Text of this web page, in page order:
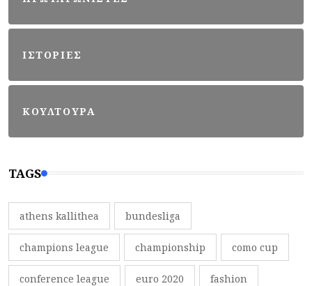
ΙΣΤΟΡΙΕΣ
ΚΟΥΛΤΟΥΡΑ
TAGS
athens kallithea bundesliga
champions league championship como cup
conference league euro 2020 fashion